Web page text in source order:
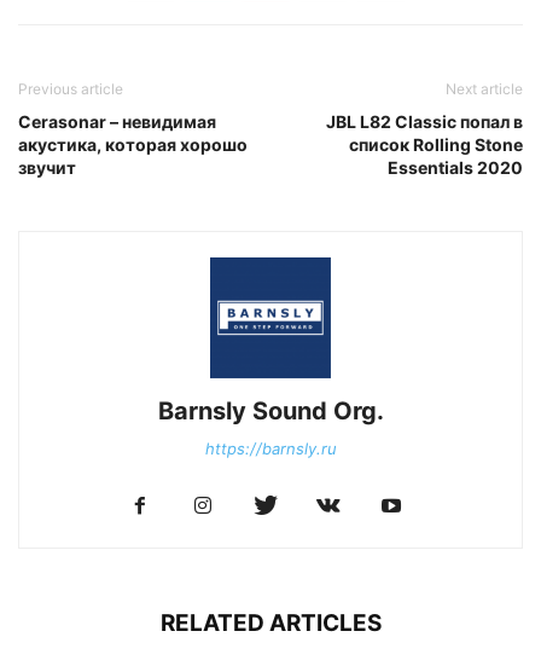
Previous article
Cerasonar – невидимая
акустика, которая хорошо
звучит
Next article
JBL L82 Classic попал в
список Rolling Stone
Essentials 2020
Barnsly Sound Org.
https://barnsly.ru
RELATED ARTICLES